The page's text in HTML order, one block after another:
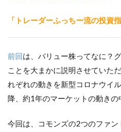
「トレーダーふっちー流の投資
前回は、バリュー株ってなに？
ことを大まかに説明させていた
れぞれの動きを新型コロナウイ
降、 約1年のマーケットの動きの
今回は、コモンズの2つのファン